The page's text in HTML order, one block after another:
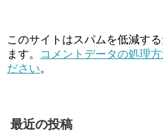
このサイトはスパムを低減す
ます。
コメントデータの処理
ださい。
最近の投稿